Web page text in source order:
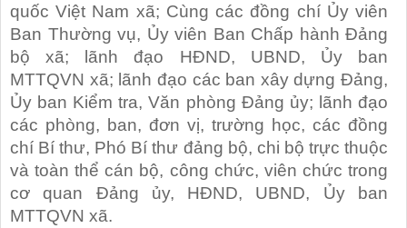
quốc Việt Nam xã; Cùng các đồng chí Ủy viên
Ban Thường vụ, Ủy viên Ban Chấp hành Đảng
bộ xã; lãnh đạo HĐND, UBND, Ủy ban
MTTQVN xã; lãnh đạo các ban xây dựng Đảng,
Ủy ban Kiểm tra, Văn phòng Đảng ủy; lãnh đạo
các phòng, ban, đơn vị, trường học, các đồng
chí Bí thư, Phó Bí thư đảng bộ, chi bộ trực thuộc
và toàn thể cán bộ, công chức, viên chức trong
cơ quan Đảng ủy, HĐND, UBND, Ủy ban
MTTQVN xã.